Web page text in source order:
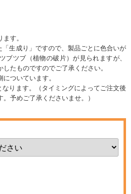
す。
生成り」ですので、製品ごとに色合いが
ブツブ（植物の破片）が見られますが、
たものですのでご了承ください。
ついています。
ります。（タイミングによってご注文後
予めご了承くださいませ。）